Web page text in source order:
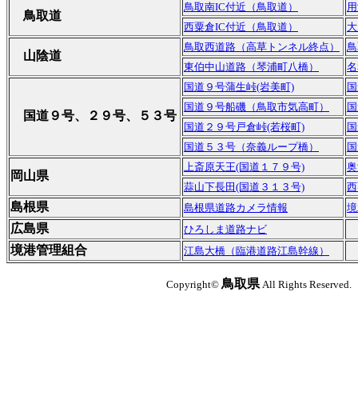
鳥取道
鳥取南IC付近（鳥取道）
西粟倉IC付近（鳥取道）
山陰道
鳥取西道路（高草トンネル終点）
東伯中山道路（琴浦町八橋）
国道９号、２９号、５３号
国道９号蒲生峠(岩美町)
国道９号船磯（鳥取市気高町）
国道２９号戸倉峠(若桜町)
国道５３号（奈義ループ橋）
岡山県
上斎原天王(国道１７９号)
蒜山下長田(国道３１３号)
島根県 島根県道路カメラ情報
広島県 ひろしま道路ナビ
境港管理組合 江島大橋（臨港道路江島幹線）
Copyright© 鳥取県All Rights Reserved.